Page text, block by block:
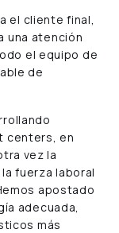
el cliente final,
una atención
el equipo de
de
centers, en
vez la
fuerza laboral
apostado
adecuada,
más